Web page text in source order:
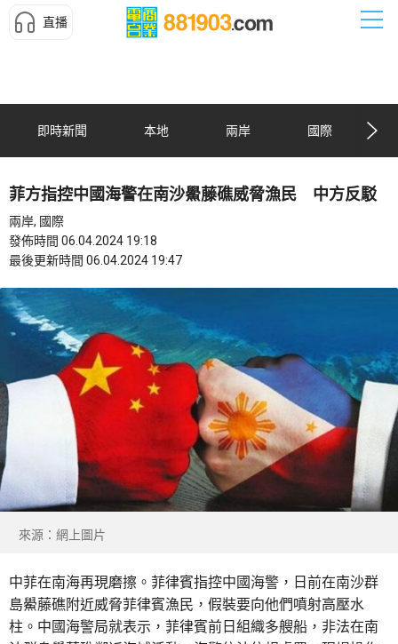
直播
即時新聞 本地 兩岸 國際
菲方指控中國海警在南沙鱟藤礁威脅漁民 中方反駁
兩岸, 國際
發佈時間 06.04.2024 19:18
最後更新時間 06.04.2024 19:47
來源：網上圖片
中菲在南海再現磨擦。菲律賓指控中國海警，日前在南沙群
島鱟藤礁附近威脅菲律賓漁民，假裝要向他們噴射高壓水
柱。中國海警局就表示，菲律賓前日組織多艘船，非法在南